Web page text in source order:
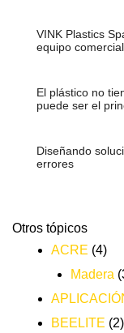
VINK Plastics
equipo comercial
El plástico no
puede ser el
Diseñando
errores
Otros tópicos
ACRE (4)
Madera
BEELITE (2)